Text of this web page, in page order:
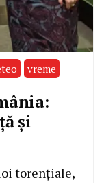
vreme
și
torențiale,